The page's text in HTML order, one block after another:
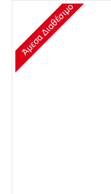
Άμεσα Διαθέσιμο